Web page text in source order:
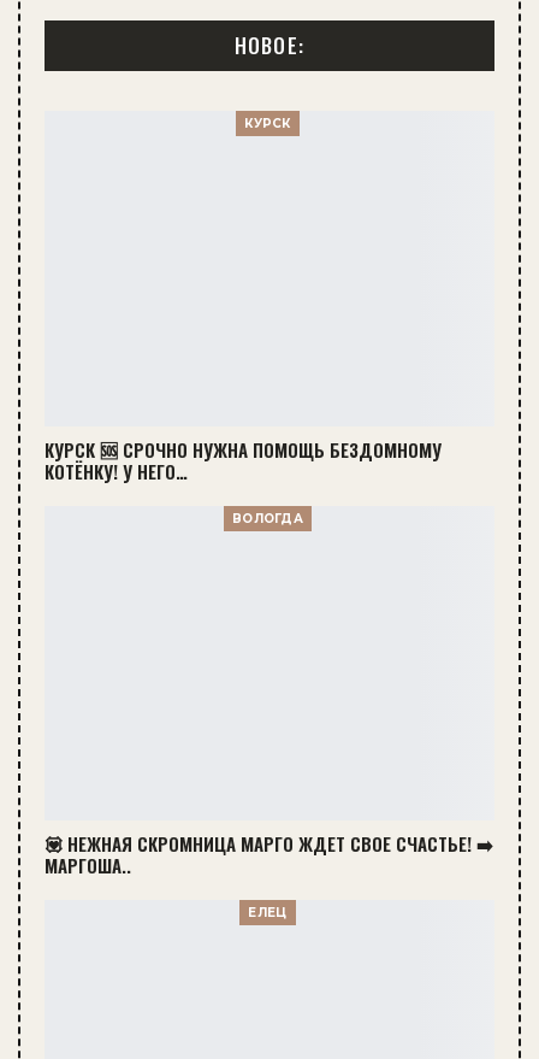
НОВОЕ:
КУРСК
КУРСК 🆘 СРОЧНО НУЖНА ПОМОЩЬ БЕЗДОМНОМУ
КОТЁНКУ! У НЕГО…
ВОЛОГДА
💟 НЕЖНАЯ СКРОМНИЦА МАРГО ЖДЕТ СВОЕ СЧАСТЬЕ! ➡️
МАРГОША..
ЕЛЕЦ